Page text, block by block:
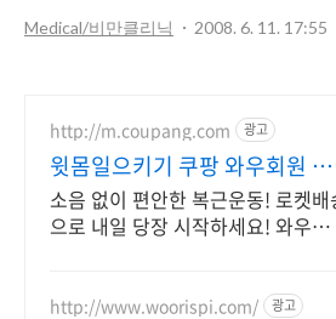
건
Medical/비만클리닉 2008. 6. 11. 17:55
http://m.coupang.com 광고
윗몸일으키기 쿠팡 와우회원 무
료배송
소음 없이 편안한 복근운동! 로켓배
으로 내일 당장 시작하세요! 와우회원
http://www.woorispi.com/ 광고